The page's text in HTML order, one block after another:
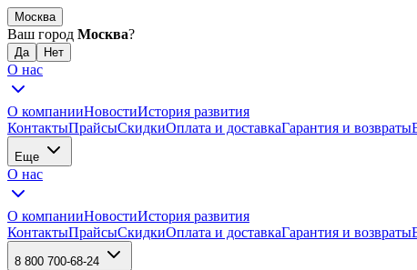
Москва
Ваш город Москва?
О нас
О компанииНовостиИстория развития
КонтактыПрайсыСкидкиОплата и доставкаГарантия и возвраты
Еще
О нас
О компанииНовостиИстория развития
КонтактыПрайсыСкидкиОплата и доставкаГарантия и возвраты
8 800 700-68-24